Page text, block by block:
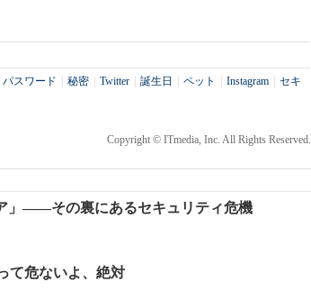
パスワード 秘密 Twitter 誕生日 ペット Instagram
セキ
Copyright © ITmedia, Inc. All Rights Reserved.
」――その裏にあるセキュリティ危機
て危ないよ、絶対